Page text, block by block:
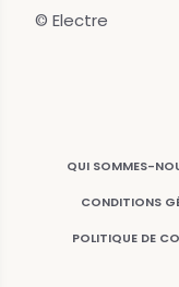
© Electre
QUI SOMMES-
CONDITIONS
POLITIQUE DE